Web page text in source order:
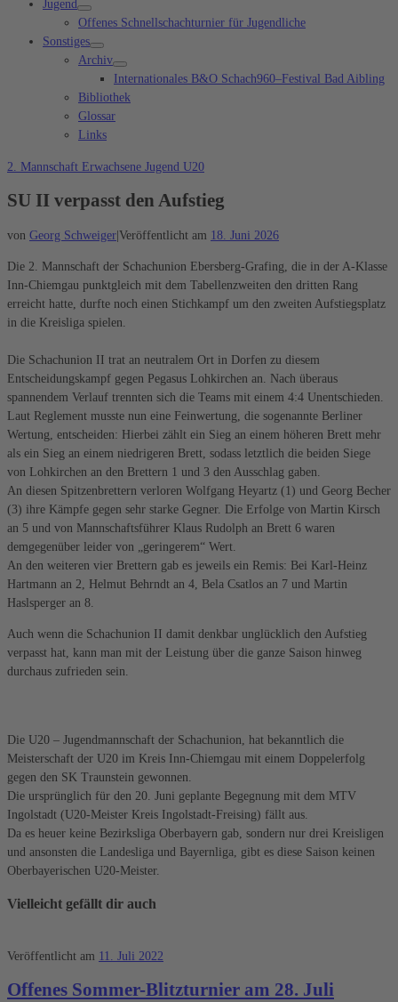
Jugend
Offenes Schnellschachturnier für Jugendliche
Sonstiges
Archiv
Internationales B&O Schach960–Festival Bad Aibling
Bibliothek
Glossar
Links
2. Mannschaft Erwachsene Jugend U20
SU II verpasst den Aufstieg
von Georg Schweiger|Veröffentlicht am 18. Juni 2026
Die 2. Mannschaft der Schachunion Ebersberg-Grafing, die in der A-Klasse
Inn-Chiemgau punktgleich mit dem Tabellenzweiten den dritten Rang
erreicht hatte, durfte noch einen Stichkampf um den zweiten Aufstiegsplatz
in die Kreisliga spielen.
Die Schachunion II trat an neutralem Ort in Dorfen zu diesem
Entscheidungskampf gegen Pegasus Lohkirchen an. Nach überaus
spannendem Verlauf trennten sich die Teams mit einem 4:4 Unentschieden.
Laut Reglement musste nun eine Feinwertung, die sogenannte Berliner
Wertung, entscheiden: Hierbei zählt ein Sieg an einem höheren Brett mehr
als ein Sieg an einem niedrigeren Brett, sodass letztlich die beiden Siege
von Lohkirchen an den Brettern 1 und 3 den Ausschlag gaben.
An diesen Spitzenbrettern verloren Wolfgang Heyartz (1) und Georg Becher
(3) ihre Kämpfe gegen sehr starke Gegner. Die Erfolge von Martin Kirsch
an 5 und von Mannschaftsführer Klaus Rudolph an Brett 6 waren
demgegenüber leider von „geringerem“ Wert.
An den weiteren vier Brettern gab es jeweils ein Remis: Bei Karl-Heinz
Hartmann an 2, Helmut Behrndt an 4, Bela Csatlos an 7 und Martin
Haslsperger an 8.
Auch wenn die Schachunion II damit denkbar unglücklich den Aufstieg
verpasst hat, kann man mit der Leistung über die ganze Saison hinweg
durchaus zufrieden sein.
Die U20 – Jugendmannschaft der Schachunion, hat bekanntlich die
Meisterschaft der U20 im Kreis Inn-Chiemgau mit einem Doppelerfolg
gegen den SK Traunstein gewonnen.
Die ursprünglich für den 20. Juni geplante Begegnung mit dem MTV
Ingolstadt (U20-Meister Kreis Ingolstadt-Freising) fällt aus.
Da es heuer keine Bezirksliga Oberbayern gab, sondern nur drei Kreisligen
und ansonsten die Landesliga und Bayernliga, gibt es diese Saison keinen
Oberbayerischen U20-Meister.
Vielleicht gefällt dir auch
Veröffentlicht am 11. Juli 2022
Offenes Sommer-Blitzturnier am 28. Juli